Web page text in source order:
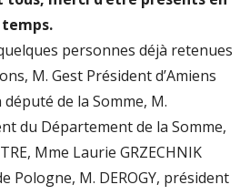
personnes déjà retenues
M. Gest Président d’Amiens
de la Somme, M.
du Département de la Somme,
Mme Laurie GRZECHNIK
Pologne, M. DEROGY, président